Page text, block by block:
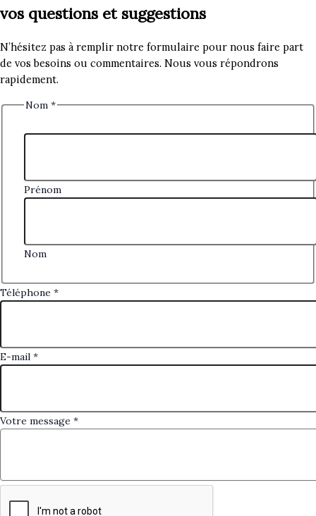
vos questions et suggestions
N’hésitez pas à remplir notre formulaire pour nous faire part
de vos besoins ou commentaires. Nous vous répondrons
rapidement.
Nom *
Prénom
Nom
Téléphone
Téléphone *
E-mail *
Votre message *